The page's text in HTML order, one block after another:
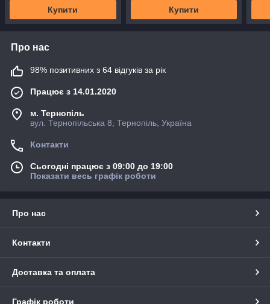
Купити Купити
Про нас
98% позитивних з 64 відгуків за рік
Працює з 14.01.2020
м. Тернопіль
вул. Тернопільська 8, Тернопіль, Україна
Контакти
Сьогодні працює з 09:00 до 19:00
Показати весь графік роботи
Про нас
Контакти
Доставка та оплата
Графік роботи